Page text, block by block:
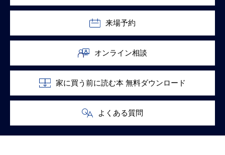
来場予約
オンライン相談
家に買う前に読む本 無料ダウンロード
よくある質問